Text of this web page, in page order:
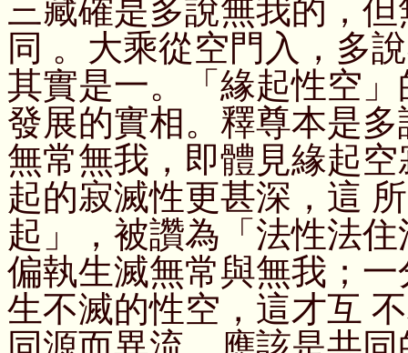
三藏確是多說無我的，
同 。大乘從空門入，多
其實是一。「緣起性空
發展的實相。釋尊本是
無常無我，即體見緣起
起的寂滅性更甚深，這
起」，被讚為「法性法
偏執生滅無常與無我；
生不滅的性空，這才互